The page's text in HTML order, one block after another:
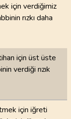
için verdiğimiz
rızkı daha
için üst üste
verdiği rızık
için iğreti